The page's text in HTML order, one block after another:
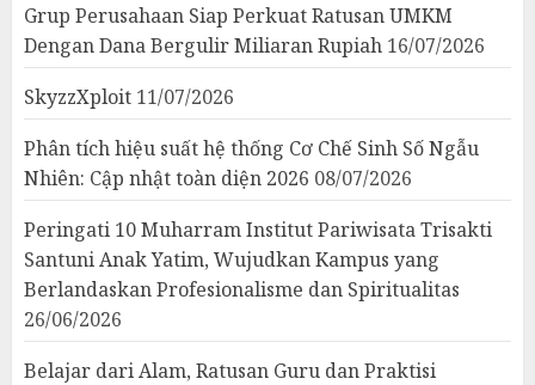
Grup Perusahaan Siap Perkuat Ratusan UMKM
Dengan Dana Bergulir Miliaran Rupiah 16/07/2026
SkyzzXploit 11/07/2026
Phân tích hiệu suất hệ thống Cơ Chế Sinh Số Ngẫu
Nhiên: Cập nhật toàn diện 2026 08/07/2026
Peringati 10 Muharram Institut Pariwisata Trisakti
Santuni Anak Yatim, Wujudkan Kampus yang
Berlandaskan Profesionalisme dan Spiritualitas
26/06/2026
Belajar dari Alam, Ratusan Guru dan Praktisi